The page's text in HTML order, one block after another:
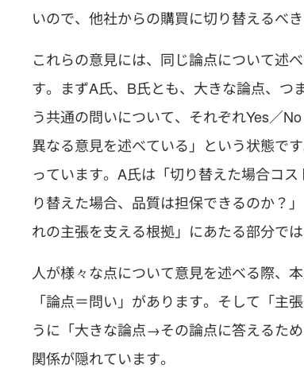
いので、他社からの購買に切り替えるべ
これらの意見には、同じ論点について述
す。まずA氏、B氏とも、大きな論点、つ
う共通の問いについて、それぞれYes／
異なる意見を述べている」という状態で
っています。A氏は「切り替えた場合コ
り替えた場合、品質は担保できるのか？
れの主張を支える根拠」にあたる部分で
人が様々な点について意見を述べる際、
「論点＝問い」があります。そして「
うに「大きな論点→その論点に答えるた
関係が隠れています。